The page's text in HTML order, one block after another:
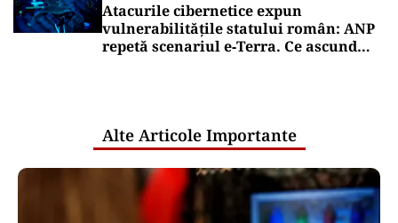
Atacurile cibernetice expun
vulnerabilitățile statului român: ANP
repetă scenariul e‑Terra. Ce ascund
Alte Articole Importante